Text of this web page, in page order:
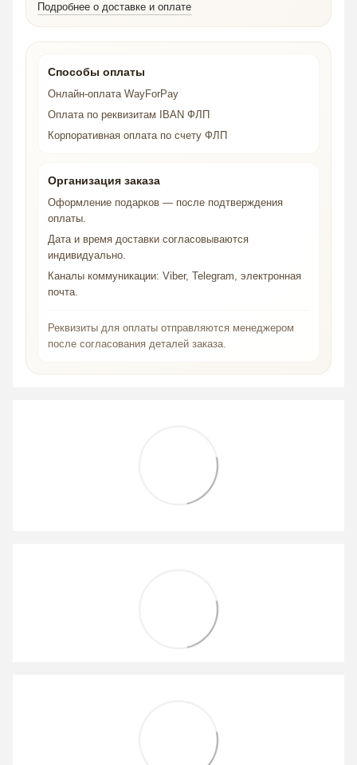
Подробнее о доставке и оплате
Способы оплаты
Онлайн-оплата WayForPay
Оплата по реквизитам IBAN ФЛП
Корпоративная оплата по счету ФЛП
Организация заказа
Оформление подарков — после подтверждения
оплаты.
Дата и время доставки согласовываются
индивидуально.
Каналы коммуникации: Viber, Telegram, электронная
почта.
Реквизиты для оплаты отправляются менеджером
после согласования деталей заказа.